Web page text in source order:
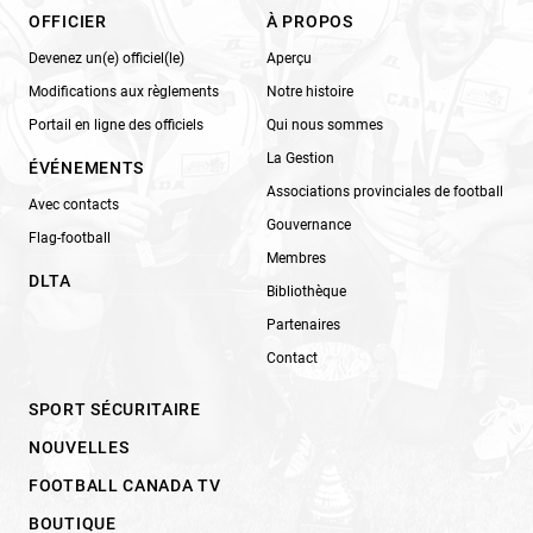
OFFICIER
Devenez un(e) officiel(le)
Modifications aux règlements
Portail en ligne des officiels
ÉVÉNEMENTS
Avec contacts
Flag-football
DLTA
À PROPOS
Aperçu
Notre histoire
Qui nous sommes
La Gestion
Associations provinciales de football
Gouvernance
Membres
Bibliothèque
Partenaires
Contact
SPORT SÉCURITAIRE
NOUVELLES
FOOTBALL CANADA TV
BOUTIQUE